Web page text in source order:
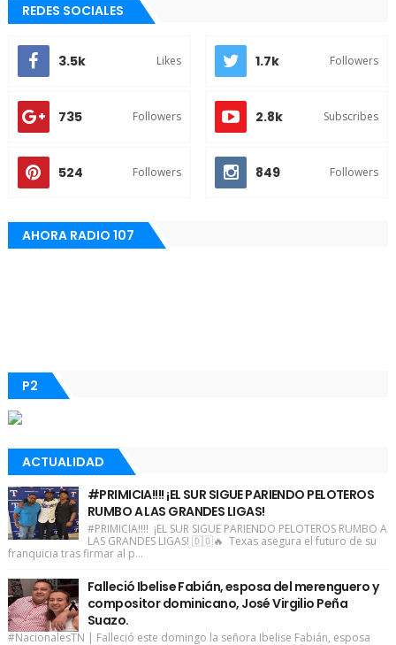
REDES SOCIALES
3.5k Likes 1.7k Followers
735 Followers 2.8k Subscribes
524 Followers 849 Followers
AHORA RADIO 107
P2
ACTUALIDAD
#PRIMICIA!!!! ¡EL SUR SIGUE PARIENDO PELOTEROS
RUMBO A LAS GRANDES LIGAS!
#PRIMICIA!!!! ¡EL SUR SIGUE PARIENDO PELOTEROS RUMBO A
LAS GRANDES LIGAS! 🇩🇴🔥 Texas asegura el futuro de su
franquicia tras firmar al p...
Falleció Ibelise Fabián, esposa del merenguero y
compositor dominicano, José Virgilio Peña
Suazo.
#NacionalesTN | Falleció este domingo la señora Ibelise Fabián, esposa